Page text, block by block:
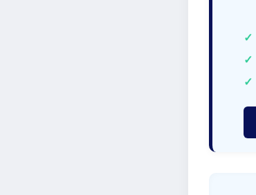
✓
✓
✓